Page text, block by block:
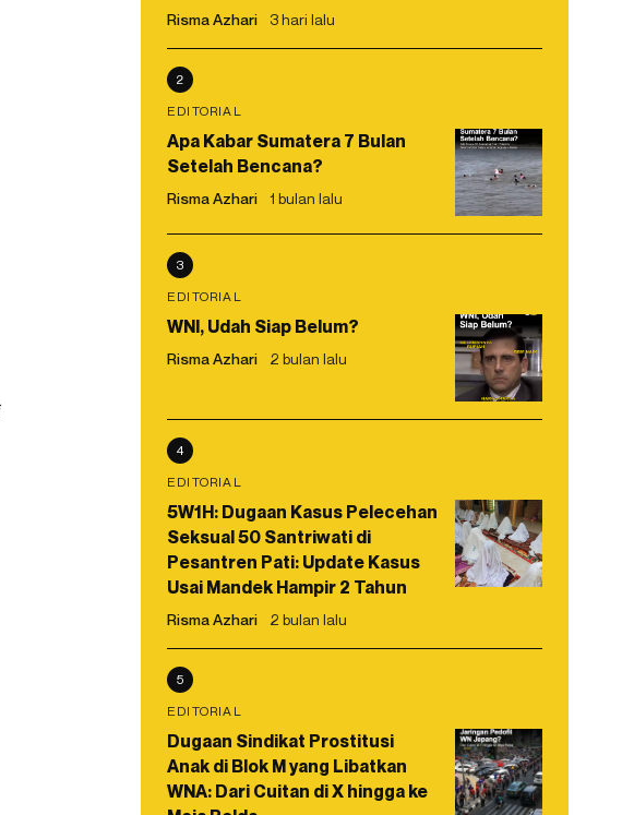
Risma Azhari 3 hari lalu
2
EDITORIAL
Apa Kabar Sumatera 7 Bulan
Setelah Bencana?
Risma Azhari 1 bulan lalu
3
EDITORIAL
WNI, Udah Siap Belum?
Risma Azhari 2 bulan lalu
4
EDITORIAL
5W1H: Dugaan Kasus Pelecehan
Seksual 50 Santriwati di
Pesantren Pati: Update Kasus
Usai Mandek Hampir 2 Tahun
Risma Azhari 2 bulan lalu
5
EDITORIAL
Dugaan Sindikat Prostitusi
Anak di Blok M yang Libatkan
WNA: Dari Cuitan di X hingga ke